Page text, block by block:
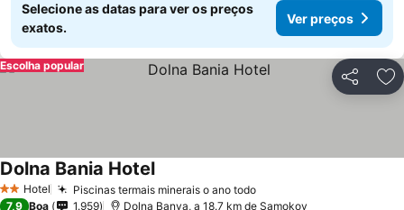
Selecione as datas para ver os preços
exatos.
Ver preços
Partilhar
Escolha popular
2 Estrelas
Hotel Piscinas termais minerais o ano todo
Dolna Bania Hotel
7,9 Boa 1.959 Dolna Banya, a 18.7 km de Samokov